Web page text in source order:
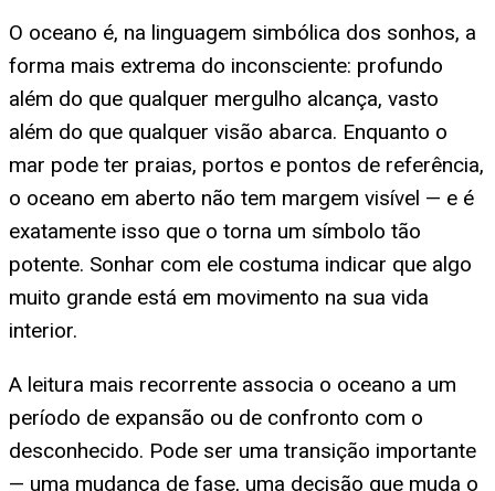
O oceano é, na linguagem simbólica dos sonhos, a
forma mais extrema do inconsciente: profundo
além do que qualquer mergulho alcança, vasto
além do que qualquer visão abarca. Enquanto o
mar pode ter praias, portos e pontos de referência,
o oceano em aberto não tem margem visível — e é
exatamente isso que o torna um símbolo tão
potente. Sonhar com ele costuma indicar que algo
muito grande está em movimento na sua vida
interior.
A leitura mais recorrente associa o oceano a um
período de expansão ou de confronto com o
desconhecido. Pode ser uma transição importante
— uma mudança de fase, uma decisão que muda o